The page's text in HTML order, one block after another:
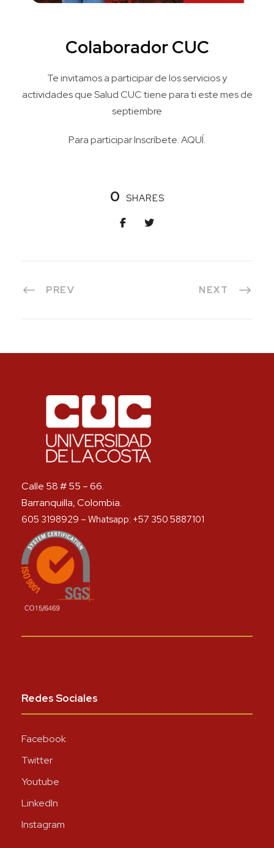
Colaborador CUC
Te invitamos a participar de los servicios y
actividades que Salud CUC tiene para ti este mes de
septiembre
Para participar Inscríbete:AQUÍ.
0 SHARES
PREV NEXT
Calle 58 # 55 – 66.
Barranquilla, Colombia.
605 3198929 – Whatsapp: +57 350 5887101
Redes Sociales
Facebook
Twitter
Youtube
LinkedIn
Instagram